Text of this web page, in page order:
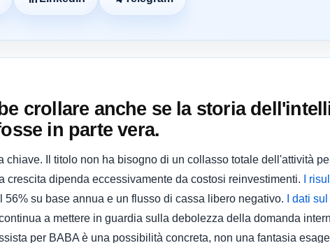
crollare anche se la storia
in parte vera.
chiave. Il titolo non ha bisogno di un collasso totale dell'attività
crescita dipenda eccessivamente da costosi reinvestimenti.
I
56% su base annua e un flusso di cassa libero negativo.
I dati
a mettere in guardia sulla debolezza della domanda
per BABA è una possibilità concreta, non una fantasia